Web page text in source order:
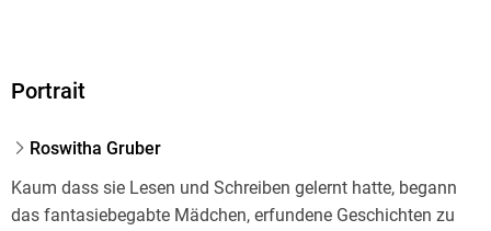
Portrait
Roswitha Gruber
Kaum dass sie Lesen und Schreiben gelernt hatte, begann
das fantasiebegabte Mädchen, erfundene Geschichten zu